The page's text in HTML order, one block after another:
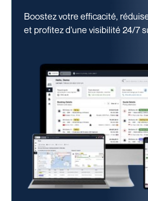
Boostez votre efficacité,
et profitez d’une visibilité 24/7